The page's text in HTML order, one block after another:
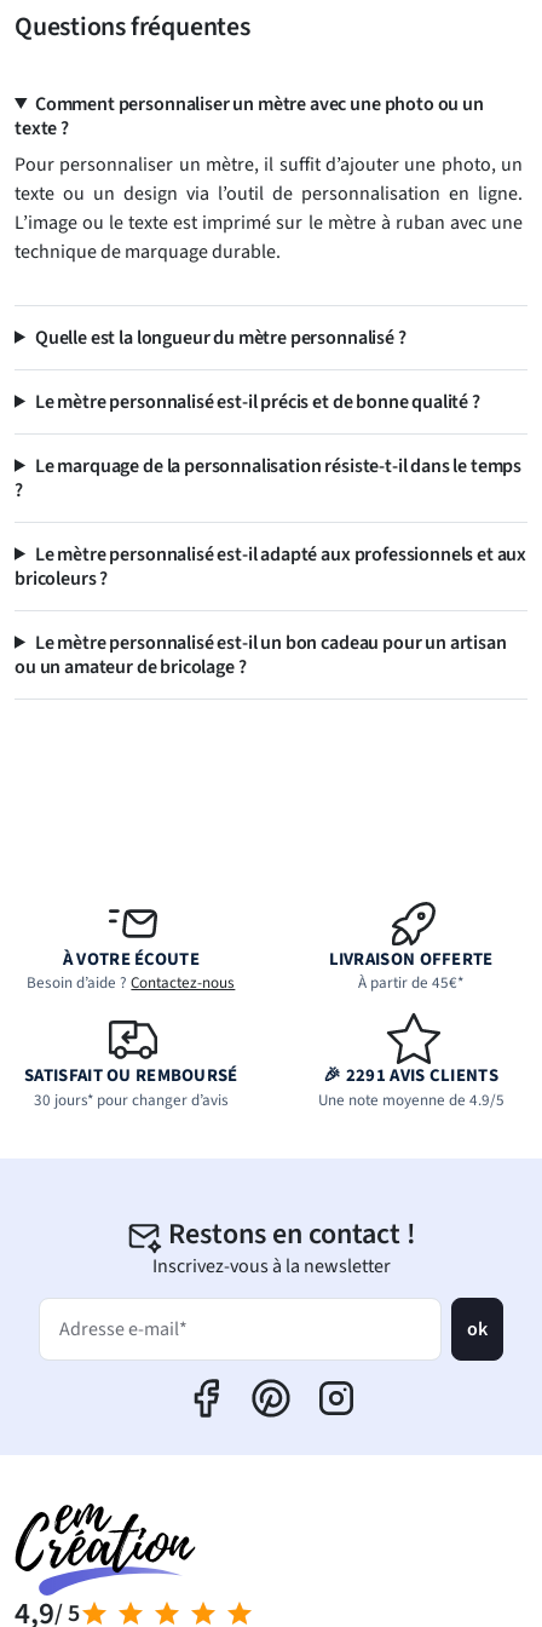
Questions fréquentes
Comment personnaliser un mètre avec une photo ou un
texte ?
Pour personnaliser un mètre, il suffit d’ajouter une photo, un
texte ou un design via l’outil de personnalisation en ligne.
L’image ou le texte est imprimé sur le mètre à ruban avec une
technique de marquage durable.
Quelle est la longueur du mètre personnalisé ?
Le mètre personnalisé est-il précis et de bonne qualité ?
Le marquage de la personnalisation résiste-t-il dans le temps
?
Le mètre personnalisé est-il adapté aux professionnels et aux
bricoleurs ?
Le mètre personnalisé est-il un bon cadeau pour un artisan
ou un amateur de bricolage ?
À VOTRE ÉCOUTE
Besoin d’aide ?Contactez-nous
LIVRAISON OFFERTE
À partir de 45€*
SATISFAIT OU REMBOURSÉ
30 jours* pour changer d’avis
🎉 2291 AVIS CLIENTS
Une note moyenne de 4.9/5
Restons en contact !
Inscrivez-vous à la newsletter
Adresse e-mail* ok
4,9/ 5